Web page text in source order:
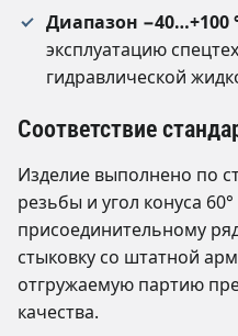
Диапазон −40…+100
эксплуатацию
гидравлической
Соответствие
Изделие выполнено по
резьбы и угол конуса
присоединительному
стыковку со штатной
отгружаемую партию
качества.